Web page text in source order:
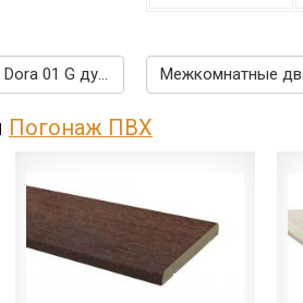
← Межкомнатные двери Омис Dora 01 G дуб юджин
Погонаж ПВХ